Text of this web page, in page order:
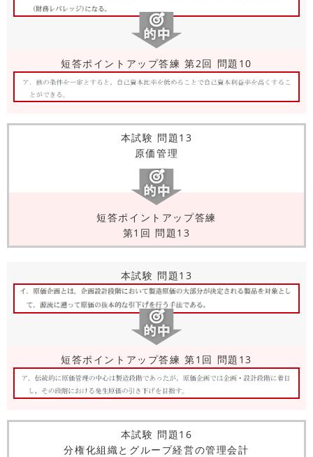
短答ポイントアップ答練 第2回 問題10
本試験 問題13
原価管理
短答ポイントアップ答練
第1回 問題13
本試験 問題13
短答ポイントアップ答練 第1回 問題13
本試験 問題16
分権化組織とグループ経営の管理会計